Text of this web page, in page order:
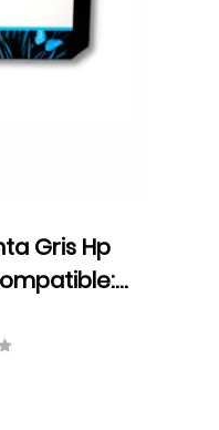
Gris Hp